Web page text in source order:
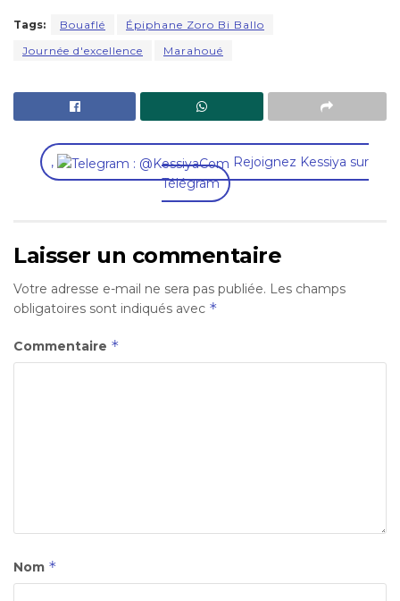
Tags: Bouaflé
Épiphane Zoro Bi Ballo
Journée d'excellence
Marahoué
,
Rejoignez Kessiya sur
Télégram
Laisser un commentaire
Votre adresse e-mail ne sera pas publiée. Les champs
obligatoires sont indiqués avec *
Commentaire *
Nom *